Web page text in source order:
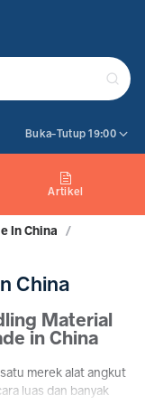
| TokoJPT
Buka-Tutup 19:00
Artikel
In China /
China
Material
in China
merek alat angkut
luas dan banyak